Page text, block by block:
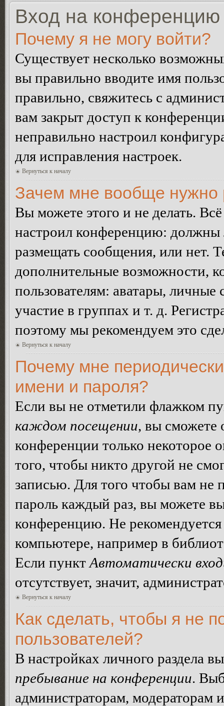
Вход на конференцию
Почему я не могу войти?
Существует несколько
вы правильно вводите имя
правильно, свяжитесь с
вам закрыт доступ к
неправильно настроил
для исправления настроек.
Вернуться к началу
Зачем мне вообще нужно
Вы можете этого и не делать.
настроил конференцию: должны
размещать сообщения, или нет.
дополнительные возможности,
пользователям: аватары,
участие в группах и т. д.
поэтому мы рекомендуем это
Вернуться к началу
Почему мне
имени и пароля?
Если вы не отметили флажком
каждом посещении, вы сможете
конференции только некоторое
того, чтобы никто другой не
записью. Для того чтобы вам не
пароль каждый раз, вы можете
конференцию. Не
компьютере, например в
Если пункт Автоматически
отсутствует, значит,
Вернуться к началу
Как сделать, чтобы я не
пользователей?
В настройках личного раздела
пребывание на конференции.
администраторам, модераторам